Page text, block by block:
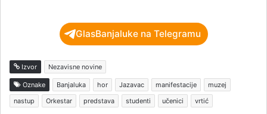
GlasBanjaluke na Telegramu
Izvor Nezavisne novine
Oznake Banjaluka hor Jazavac manifestacije
muzej
nastup
Orkestar predstava studenti učenici vrtić